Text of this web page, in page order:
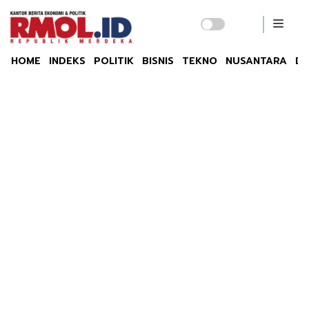
HOME INDEKS POLITIK BISNIS TEKNO NUSANTARA